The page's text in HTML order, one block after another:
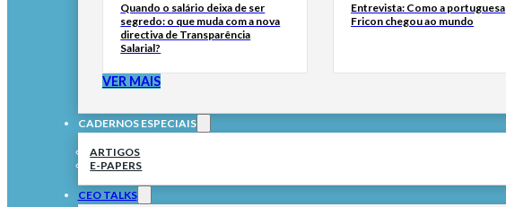
Quando o salário deixa de ser
segredo: o que muda com a nova
directiva de Transparência
Salarial?
Entrevista: Como a portuguesa
Fricon chegou ao mundo
VER MAIS
CADERNOS ESPECIAIS
ARTIGOS
E-PAPERS
CEO TALKS